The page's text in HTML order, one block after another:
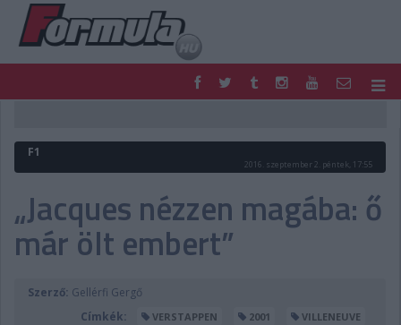
FORMULA
MOTOR
HAZAI
PODCAST
SHOP
TIPPJÁTÉK
DIGITÁLIS MAGAZIN
PONTÁLLÁSOK
F1
2016. szeptember 2. péntek, 17:55
„Jacques nézzen magába: ő
már ölt embert”
Szerző: Gellérfi Gergő
Címkék:
VERSTAPPEN 2001
VILLENEUVE